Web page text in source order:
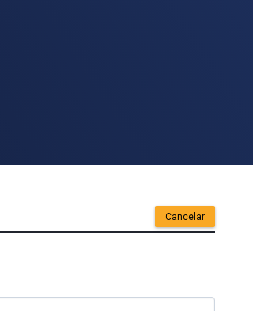
Cancelar